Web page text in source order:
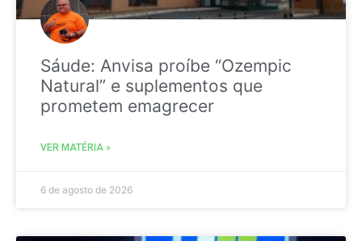
Sáude: Anvisa proíbe “Ozempic
Natural” e suplementos que
prometem emagrecer
VER MATÉRIA »
6 de agosto de 2026